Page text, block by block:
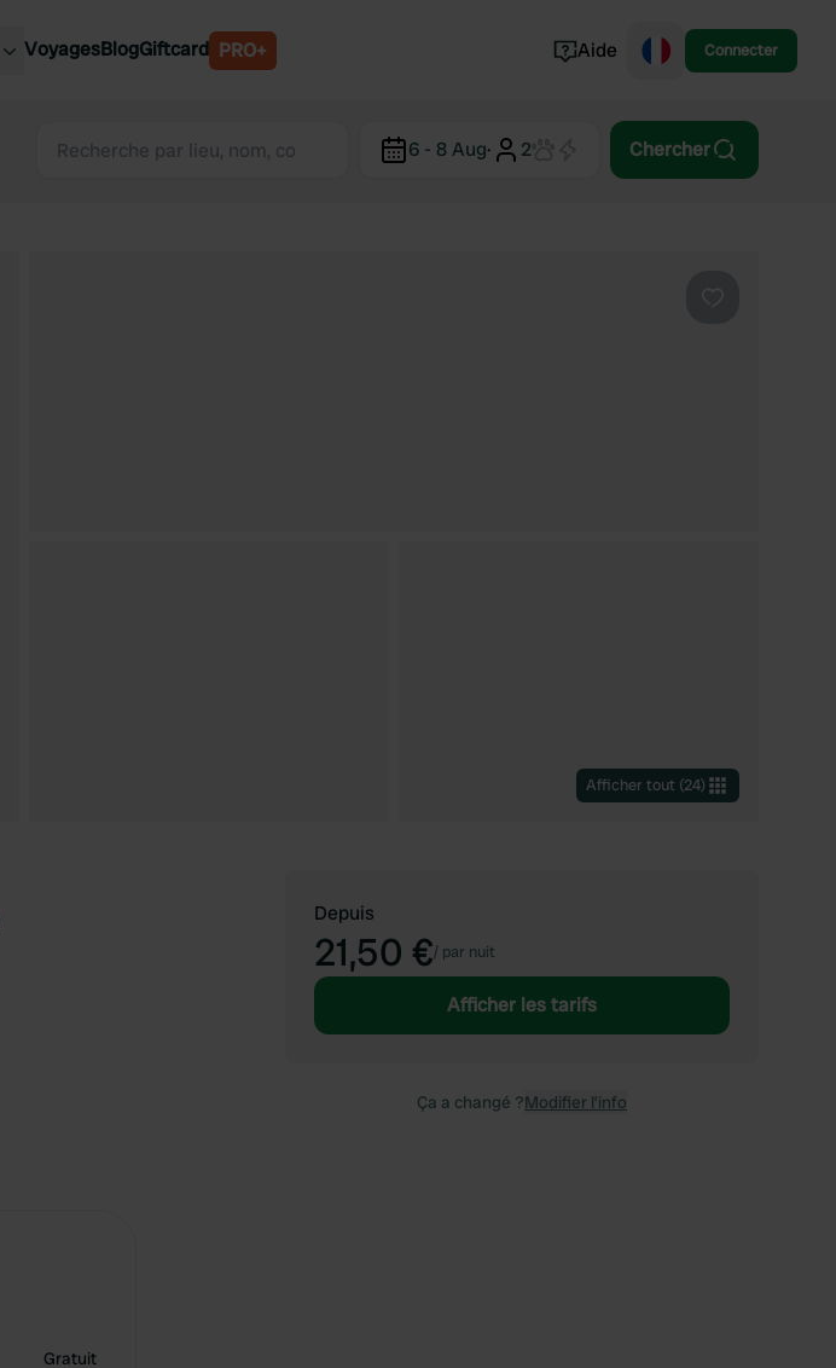
Slovénie
VoyagesBlogGiftcard PRO+ Aide Connecter
6 - 8 Aug· 2 Chercher
Afficher tout (24)
Gratuit
Depuis
21,50 €/ par nuit
Afficher les tarifs
Ça a changé ?Modifier l’info